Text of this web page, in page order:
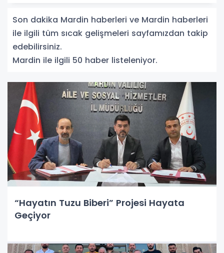
Son dakika Mardin haberleri ve Mardin haberleri
ile ilgili tüm sıcak gelişmeleri sayfamızdan takip
edebilirsiniz.
Mardin ile ilgili 50 haber listeleniyor.
“Hayatın Tuzu Biberi” Projesi Hayata
Geçiyor